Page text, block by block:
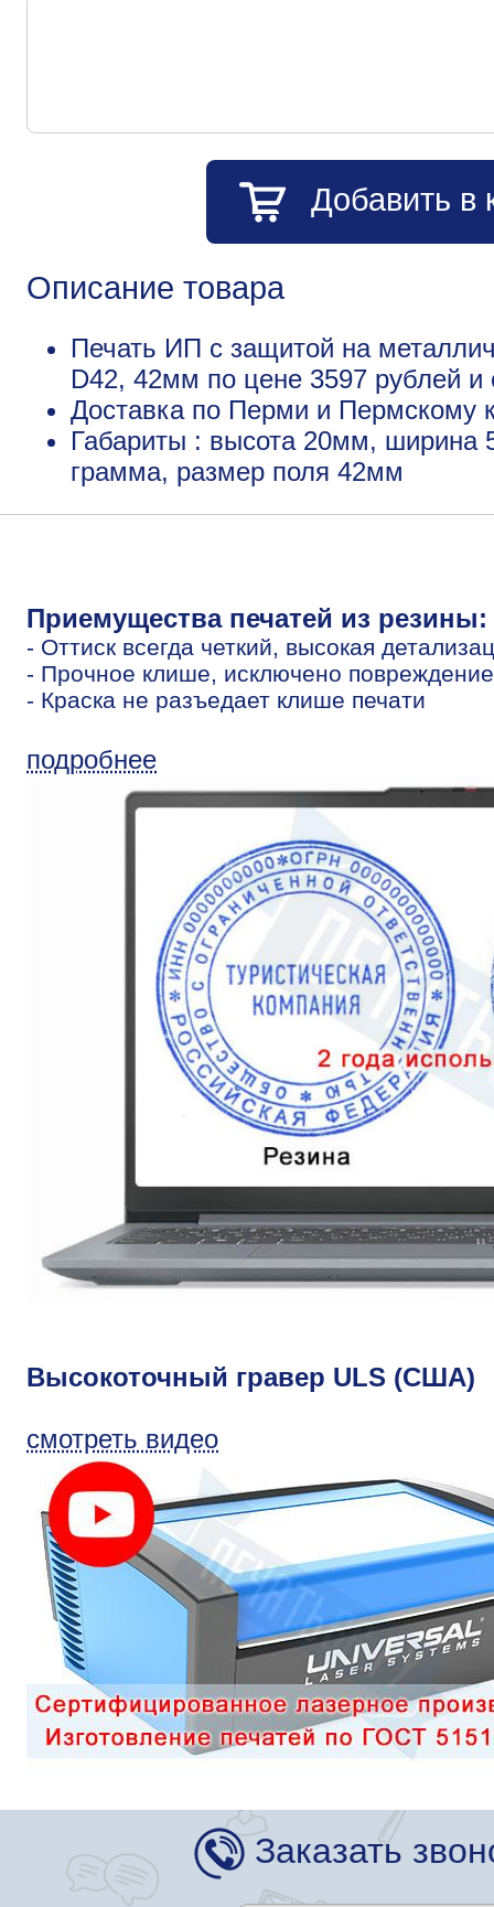
Добавить в
Описание товара
Печать ИП с защитой на
D42, 42мм по цене 3597 рублей
Доставка по Перми и Пермскому
Габариты : высота 20мм, ширина
грамма, размер поля 42мм
Приемущества печатей из резины:
- Оттиск всегда четкий, высокая
- Прочное клише, исключено
- Краска не разъедает клише печати
подробнее
Высокоточный гравер ULS (США)
смотреть видео
Заказать